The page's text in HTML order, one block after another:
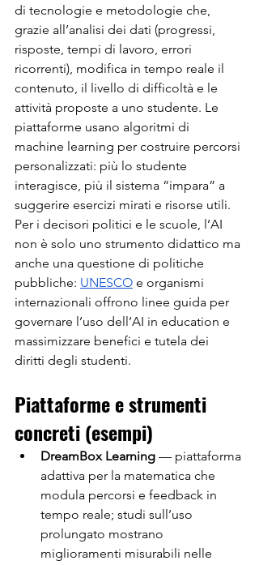
di tecnologie e metodologie che,
grazie all’analisi dei dati (progressi,
risposte, tempi di lavoro, errori
ricorrenti), modifica in tempo reale il
contenuto, il livello di difficoltà e le
attività proposte a uno studente. Le
piattaforme usano algoritmi di
machine learning per costruire percorsi
personalizzati: più lo studente
interagisce, più il sistema “impara” a
suggerire esercizi mirati e risorse utili.
Per i decisori politici e le scuole, l’AI
non è solo uno strumento didattico ma
anche una questione di politiche
pubbliche: UNESCO e organismi
internazionali offrono linee guida per
governare l’uso dell’AI in education e
massimizzare benefici e tutela dei
diritti degli studenti.
Piattaforme e strumenti
concreti (esempi)
DreamBox Learning — piattaforma
adattiva per la matematica che
modula percorsi e feedback in
tempo reale; studi sull’uso
prolungato mostrano
miglioramenti misurabili nelle